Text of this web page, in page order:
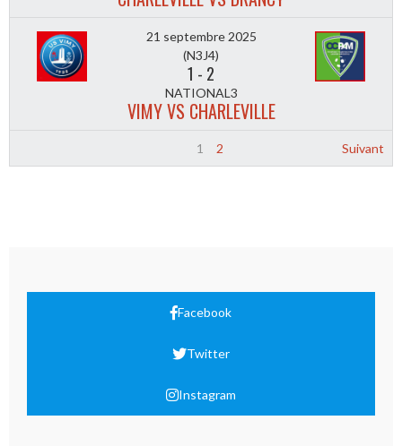
21 septembre 2025
(N3J4)
1 - 2
NATIONAL3
VIMY VS CHARLEVILLE
1 2 Suivant
Facebook
Twitter
Instagram